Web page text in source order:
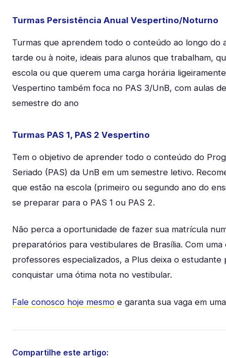
Turmas Persistência Anual Vespertino/Noturno
Turmas que aprendem todo o conteúdo ao longo do
tarde ou à noite, ideais para alunos que trabalham,
escola ou que querem uma carga horária
Vespertino também foca no PAS 3/UnB, com aulas
semestre do ano
Turmas PAS 1, PAS 2 Vespertino
Tem o objetivo de aprender todo o conteúdo do
Seriado (PAS) da UnB em um semestre letivo.
que estão na escola (primeiro ou segundo ano do
se preparar para o PAS 1 ou PAS 2.
Não perca a oportunidade de fazer sua matrícula
preparatórios para vestibulares de Brasília. Com uma
professores especializados, a Plus deixa o
conquistar uma ótima nota no vestibular.
Fale conosco hoje mesmo e garanta sua vaga em
Compartilhe este artigo: